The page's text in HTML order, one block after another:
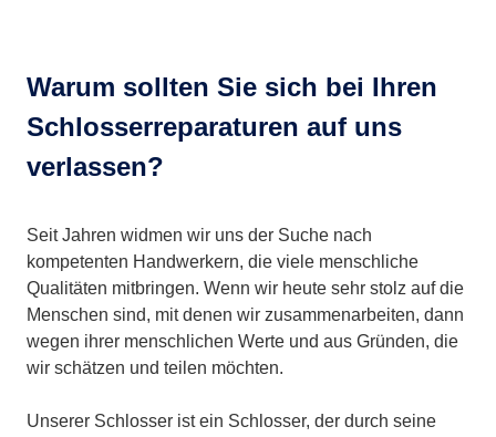
Warum sollten Sie sich bei Ihren
Schlosserreparaturen auf uns
verlassen?
Seit Jahren widmen wir uns der Suche nach
kompetenten Handwerkern, die viele menschliche
Qualitäten mitbringen. Wenn wir heute sehr stolz auf die
Menschen sind, mit denen wir zusammenarbeiten, dann
wegen ihrer menschlichen Werte und aus Gründen, die
wir schätzen und teilen möchten.
Unserer Schlosser ist ein Schlosser, der durch seine